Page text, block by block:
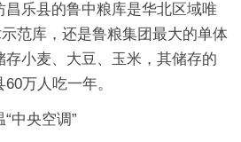
乐县的鲁中粮库是华北区域唯
范库，还是鲁粮集团最大的单体
小麦、大豆、玉米，其储存的
万人吃一年。
央空调”